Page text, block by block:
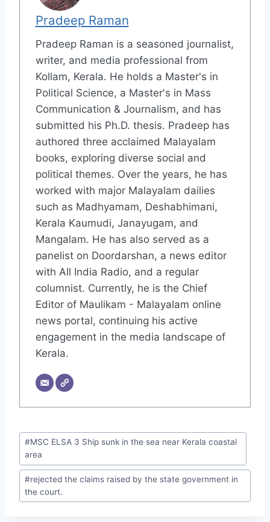
Pradeep Raman
Pradeep Raman is a seasoned journalist,
writer, and media professional from
Kollam, Kerala. He holds a Master's in
Political Science, a Master's in Mass
Communication & Journalism, and has
submitted his Ph.D. thesis. Pradeep has
authored three acclaimed Malayalam
books, exploring diverse social and
political themes. Over the years, he has
worked with major Malayalam dailies
such as Madhyamam, Deshabhimani,
Kerala Kaumudi, Janayugam, and
Mangalam. He has also served as a
panelist on Doordarshan, a news editor
with All India Radio, and a regular
columnist. Currently, he is the Chief
Editor of Maulikam - Malayalam online
news portal, continuing his active
engagement in the media landscape of
Kerala.
#MSC ELSA 3 Ship sunk in the sea near Kerala coastal
area
#rejected the claims raised by the state government in
the court.